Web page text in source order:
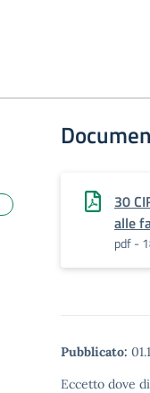
30
alle
pdf -
Pubblicato:
Eccetto dove